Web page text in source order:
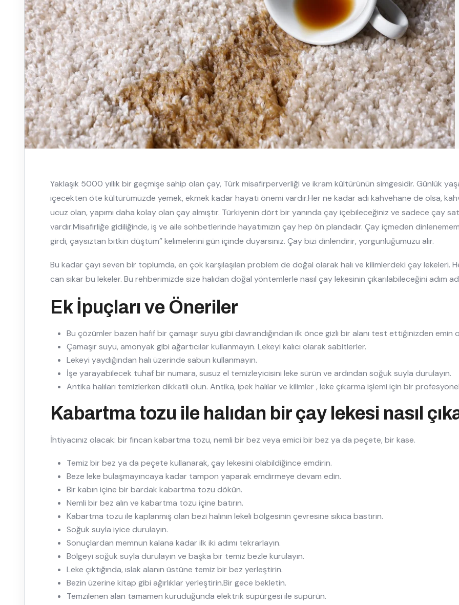
Yaklaşık 5000 yıllık bir geçmişe sahip olan çay, Türk misafirperverliği ve ikram kültürünün simgesidir. Günlük
içecekten öte kültürümüzde yemek, ekmek kadar hayati önemi vardır.Her ne kadar adı kahvehane de olsa,
ucuz olan, yapımı daha kolay olan çay almıştır. Türkiyenin dört bir yanında çay içebileceğiniz ve sadece çay
vardır.Misafirliğe gidiliğinde, iş ve aile sohbetlerinde hayatımızın çay hep ön plandadır. Çay içmeden
girdi, çaysıztan bitkin düştüm” kelimelerini gün içinde duyarsınız. Çay bizi dinlendirir, yorgunluğumuzu alır.
Bu kadar çayı seven bir toplumda, en çok karşılaşılan problem de doğal olarak halı ve kilimlerdeki çay lekeleri.
can sıkar bu lekeler. Bu rehberimizde size halıdan doğal yöntemlerle nasıl çay lekesinin çıkarılabileceğini adım
Ek İpuçları ve Öneriler
Bu çözümler bazen hafif bir çamaşır suyu gibi davrandığından ilk önce gizli bir alanı test ettiğinizden emin
Çamaşır suyu, amonyak gibi ağartıcılar kullanmayın. Lekeyi kalıcı olarak sabitlerler.
Lekeyi yaydığından halı üzerinde sabun kullanmayın.
İşe yarayabilecek tuhaf bir numara, susuz el temizleyicisini leke sürün ve ardından soğuk suyla durulayın.
Antika halıları temizlerken dikkatli olun. Antika, ipek halılar ve kilimler , leke çıkarma işlemi için bir
Kabartma tozu ile halıdan bir çay lekesi nasıl
İhtiyacınız olacak: bir fincan kabartma tozu, nemli bir bez veya emici bir bez ya da peçete, bir kase.
Temiz bir bez ya da peçete kullanarak, çay lekesini olabildiğince emdirin.
Beze leke bulaşmayıncaya kadar tampon yaparak emdirmeye devam edin.
Bir kabın içine bir bardak kabartma tozu dökün.
Nemli bir bez alın ve kabartma tozu içine batırın.
Kabartma tozu ile kaplanmış olan bezi halının lekeli bölgesinin çevresine sıkıca bastırın.
Soğuk suyla iyice durulayın.
Sonuçlardan memnun kalana kadar ilk iki adımı tekrarlayın.
Bölgeyi soğuk suyla durulayın ve başka bir temiz bezle kurulayın.
Leke çıktığında, ıslak alanın üstüne temiz bir bez yerleştirin.
Bezin üzerine kitap gibi ağırlıklar yerleştirin.Bir gece bekletin.
Temzilenen alan tamamen kuruduğunda elektrik süpürgesi ile süpürün.